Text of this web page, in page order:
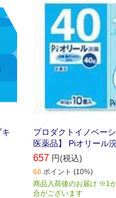
プロダクトイノベー
医薬品】 Piオリール
657 円(税込)
66 ポイント (10%)
商品入荷後のお届け ※1
合がございます